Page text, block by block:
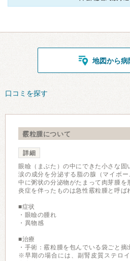
地図から病
口コミを探す
霰粒腫について
詳細
眼瞼（まぶた）の中にできた小さな固
涙の成分を分泌する脂の腺（マイボ
中に粥状の分泌物がたまって肉芽腫を
炎症を伴ったものは急性霰粒腫と呼ば
■症状
・眼瞼の腫れ
・異物感
■治療
・手術：霰粒腫を包んでいる袋ごと摘
※早期の場合には、副腎皮質ステロ